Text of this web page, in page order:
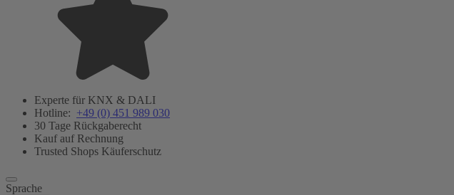
Experte für KNX & DALI
Hotline: +49 (0) 451 989 030
30 Tage Rückgaberecht
Kauf auf Rechnung
Trusted Shops Käuferschutz
Sprache